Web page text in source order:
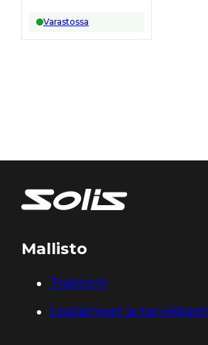
Varastossa
Mallisto
Traktorit
Lisälaitteet ja tarvikkeet